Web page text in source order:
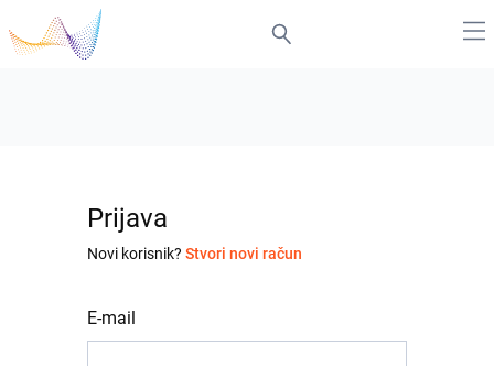
Prijava
Novi korisnik? Stvori novi račun
E-mail